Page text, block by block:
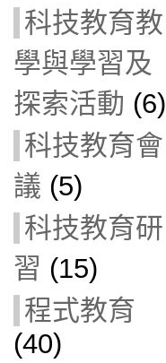
科技教育教
學與學習及
探索活動 (6)
科技教育會
議 (5)
科技教育研
習 (15)
程式教育
(40)